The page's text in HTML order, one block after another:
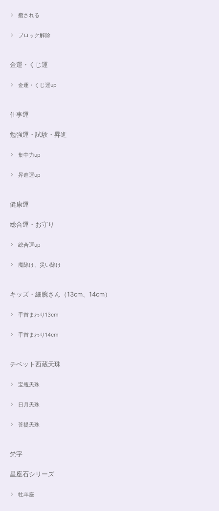
癒される
ブロック解除
金運・くじ運
金運・くじ運up
仕事運
勉強運・試験・昇進
集中力up
昇進運up
健康運
総合運・お守り
総合運up
魔除け、災い除け
キッズ・細腕さん（13cm、14cm）
手首まわり13cm
手首まわり14cm
チベット西蔵天珠
宝瓶天珠
日月天珠
菩提天珠
梵字
星座石シリーズ
牡羊座